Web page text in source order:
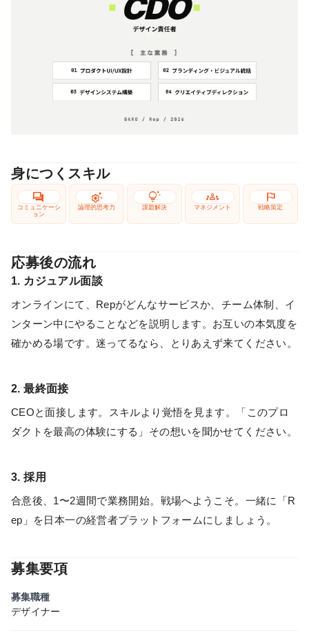
身につくスキル
forum
コミュニケーシ
ョン
settings_suggest
論理的思考力
tips_and_updates
課題解決
groups
マネジメント
flag
戦略策定
応募後の流れ
1. カジュアル面談
オンラインにて、Repがどんなサービスか、チーム体制、イ
ンターン中にやることなどを説明します。お互いの本気度を
確かめる場です。迷ってるなら、とりあえず来てください。
2. 最終面接
CEOと面接します。スキルより覚悟を見ます。「このプロ
ダクトを最高の体験にする」その想いを聞かせてください。
3. 採用
合意後、1〜2週間で業務開始。戦場へようこそ。一緒に「R
ep」を日本一の経営者プラットフォームにしましょう。
募集要項
募集職種
デザイナー